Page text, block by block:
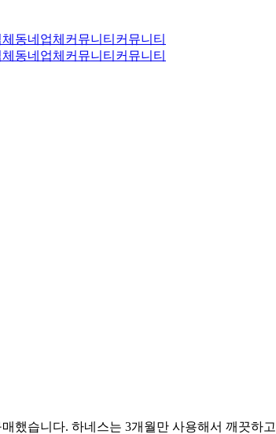
동네업체 커뮤니티 커뮤니티
동네업체 커뮤니티 커뮤니티
했습니다. 하네스는 3개월만 사용해서 깨끗하